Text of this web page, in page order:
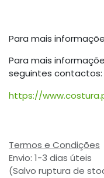
Para mais
Para mais
seguintes contactos:
https://
Termos e Condições
Envio: 1-3 dias úteis
(Salvo ruptura de